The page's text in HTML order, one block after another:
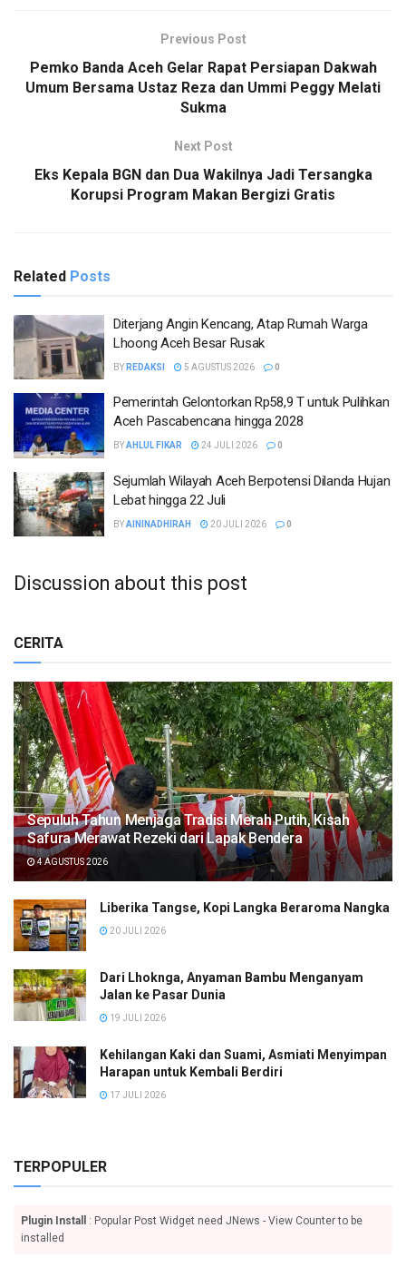
Previous Post
Pemko Banda Aceh Gelar Rapat Persiapan Dakwah
Umum Bersama Ustaz Reza dan Ummi Peggy Melati
Sukma
Next Post
Eks Kepala BGN dan Dua Wakilnya Jadi Tersangka
Korupsi Program Makan Bergizi Gratis
Related Posts
Diterjang Angin Kencang, Atap Rumah Warga
Lhoong Aceh Besar Rusak
BY REDAKSI 5 AGUSTUS 2026 0
Pemerintah Gelontorkan Rp58,9 T untuk Pulihkan
Aceh Pascabencana hingga 2028
BYAHLUL FIKAR 24 JULI 2026 0
Sejumlah Wilayah Aceh Berpotensi Dilanda Hujan
Lebat hingga 22 Juli
BYAININADHIRAH 20 JULI 2026 0
Discussion about this post
CERITA
Sepuluh Tahun Menjaga Tradisi Merah Putih, Kisah
Safura Merawat Rezeki dari Lapak Bendera
4 AGUSTUS 2026
Liberika Tangse, Kopi Langka Beraroma Nangka
20 JULI 2026
Dari Lhoknga, Anyaman Bambu Menganyam
Jalan ke Pasar Dunia
19 JULI 2026
Kehilangan Kaki dan Suami, Asmiati Menyimpan
Harapan untuk Kembali Berdiri
17 JULI 2026
TERPOPULER
Plugin Install
: Popular Post Widget need JNews - View Counter to be
installed